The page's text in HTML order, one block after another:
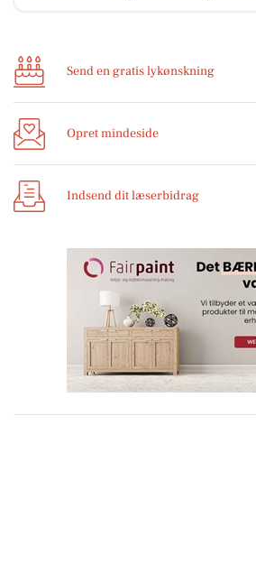
Send en gratis lykønskning
Opret mindeside
Indsend dit læserbidrag